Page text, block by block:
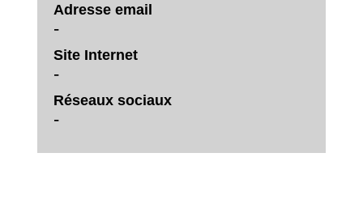
Adresse email
-
Site Internet
-
Réseaux sociaux
-